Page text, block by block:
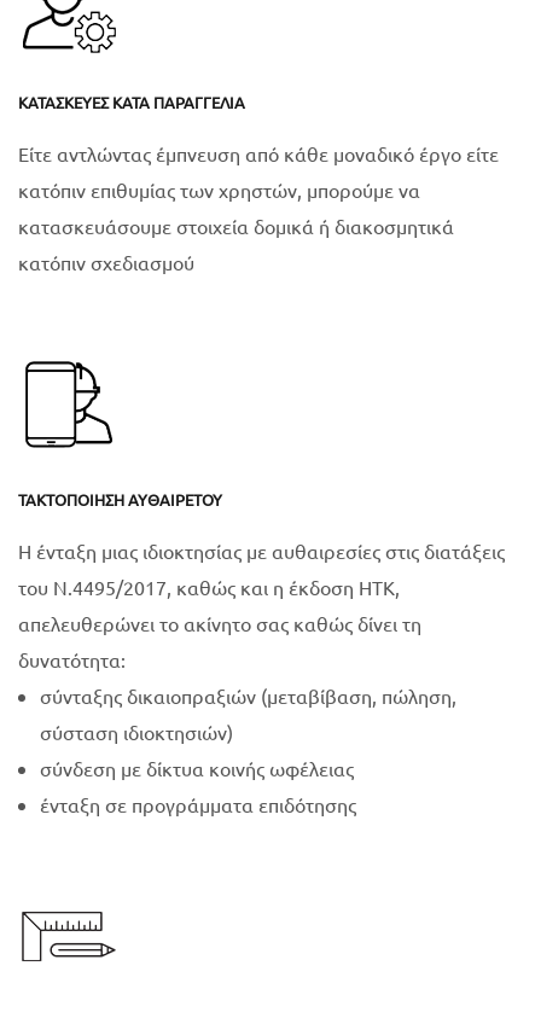
ΚΑΤΑΣΚΕΥΈΣ ΚΑΤΆ ΠΑΡΑΓΓΕΛΊΑ
Είτε αντλώντας έμπνευση από κάθε μοναδικό έργο είτε
κατόπιν επιθυμίας των χρηστών, μπορούμε να
κατασκευάσουμε στοιχεία δομικά ή διακοσμητικά
κατόπιν σχεδιασμού
ΤΑΚΤΟΠΟΊΗΣΗ ΑΥΘΑΙΡΈΤΟΥ
Η ένταξη μιας ιδιοκτησίας με αυθαιρεσίες στις διατάξεις
του Ν.4495/2017, καθώς και η έκδοση ΗΤΚ,
απελευθερώνει το ακίνητο σας καθώς δίνει τη
δυνατότητα:
σύνταξης δικαιοπραξιών (μεταβίβαση, πώληση,
σύσταση ιδιοκτησιών)
σύνδεση με δίκτυα κοινής ωφέλειας
ένταξη σε προγράμματα επιδότησης